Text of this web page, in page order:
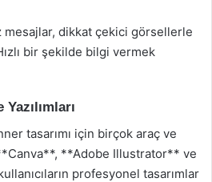
mesajlar, dikkat çekici görsellerle
bir şekilde bilgi vermek
tasarımı için birçok araç ve
**Canva**, **Adobe Illustrator** ve
profesyonel tasarımlar